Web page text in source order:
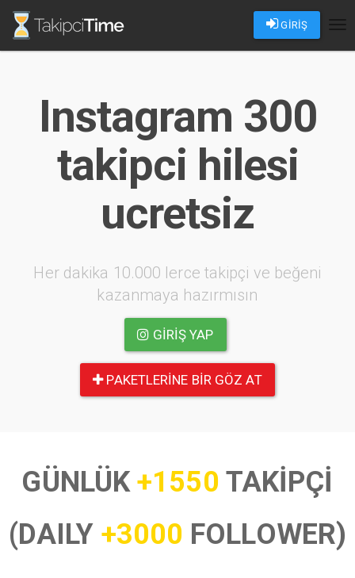
GİRİŞ
Instagram 300
takipci hilesi
ucretsiz
Her dakika 10.000 lerce takipçi ve beğeni
kazanmaya hazırmısın
GIRIŞ YAP
PAKETLERINE BIR GÖZ AT
GÜNLÜK+1550 TAKİPÇİ
(DAILY +3000 FOLLOWER)